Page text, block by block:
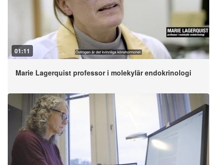
01:11
Marie Lagerquist professor i molekylär endokrinologi